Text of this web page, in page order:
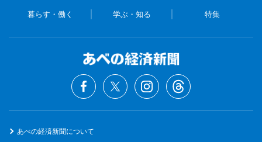
暮らす・働く 学ぶ・知る 特集
あべの経済新聞について